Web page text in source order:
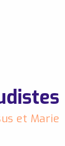
et Marie